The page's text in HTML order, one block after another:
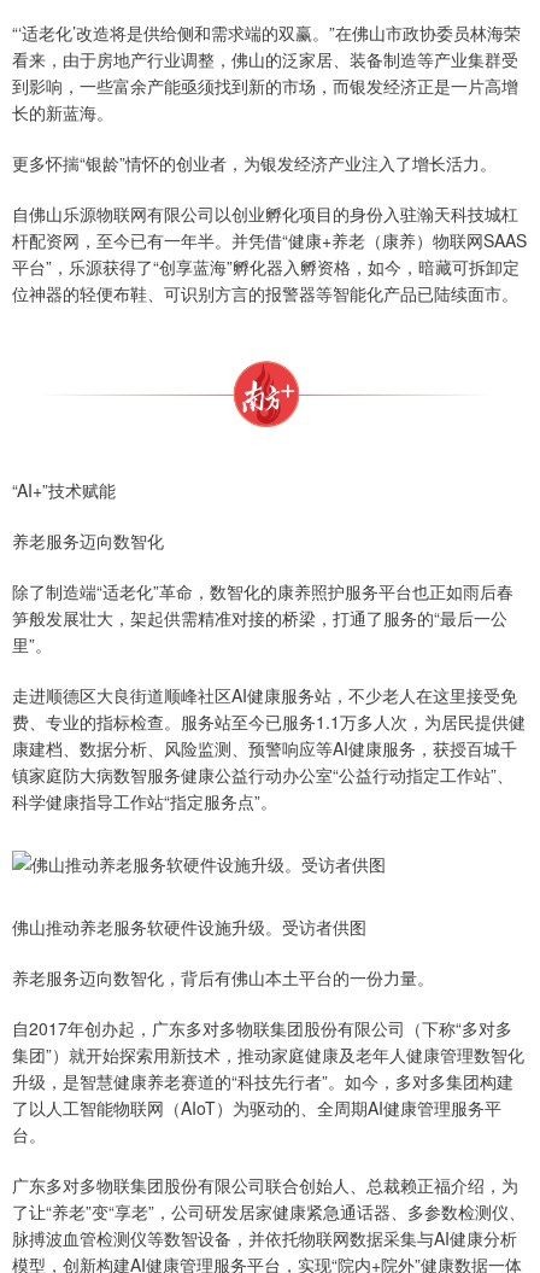
“‘适老化’改造将是供给侧和需求端的双赢。”在佛山市政协委员林海荣
看来，由于房地产行业调整，佛山的泛家居、装备制造等产业集群受
到影响，一些富余产能亟须找到新的市场，而银发经济正是一片高增
长的新蓝海。
更多怀揣“银龄”情怀的创业者，为银发经济产业注入了增长活力。
自佛山乐源物联网有限公司以创业孵化项目的身份入驻瀚天科技城杠
杆配资网，至今已有一年半。并凭借“健康+养老（康养）物联网SAAS
平台”，乐源获得了“创享蓝海”孵化器入孵资格，如今，暗藏可拆卸定
位神器的轻便布鞋、可识别方言的报警器等智能化产品已陆续面市。
“AI+”技术赋能
养老服务迈向数智化
除了制造端“适老化”革命，数智化的康养照护服务平台也正如雨后春
笋般发展壮大，架起供需精准对接的桥梁，打通了服务的“最后一公
里”。
走进顺德区大良街道顺峰社区AI健康服务站，不少老人在这里接受免
费、专业的指标检查。服务站至今已服务1.1万多人次，为居民提供健
康建档、数据分析、风险监测、预警响应等AI健康服务，获授百城千
镇家庭防大病数智服务健康公益行动办公室“公益行动指定工作站”、
科学健康指导工作站“指定服务点”。
佛山推动养老服务软硬件设施升级。受访者供图
养老服务迈向数智化，背后有佛山本土平台的一份力量。
自2017年创办起，广东多对多物联集团股份有限公司（下称“多对多
集团”）就开始探索用新技术，推动家庭健康及老年人健康管理数智化
升级，是智慧健康养老赛道的“科技先行者”。如今，多对多集团构建
了以人工智能物联网（AIoT）为驱动的、全周期AI健康管理服务平
台。
广东多对多物联集团股份有限公司联合创始人、总裁赖正福介绍，为
了让“养老”变“享老”，公司研发居家健康紧急通话器、多参数检测仪、
脉搏波血管检测仪等数智设备，并依托物联网数据采集与AI健康分析
模型，创新构建AI健康管理服务平台，实现“院内+院外”健康数据一体